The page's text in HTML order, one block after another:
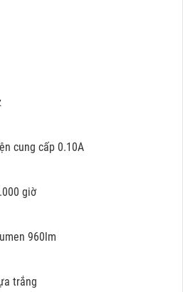
cung cấp 0.10A
giờ
960lm
trắng